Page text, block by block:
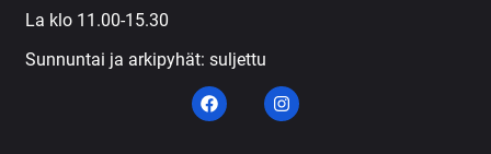
La klo 11.00-15.30
Sunnuntai ja arkipyhät: suljettu